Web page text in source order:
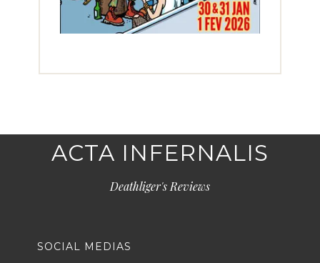
ACTA INFERNALIS
Deathliger's Reviews
SOCIAL MEDIAS